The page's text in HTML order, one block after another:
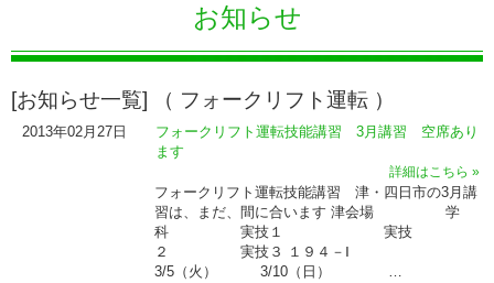
お知らせ
[お知らせ一覧] （ フォークリフト運転 ）
2013年02月27日
フォークリフト運転技能講習 3月講習 空席あり
ます
詳細はこちら »
フォークリフト運転技能講習 津・四日市の3月講
習は、まだ、間に合います 津会場 学
科 実技１ 実技
２ 実技３ １９４－Ⅰ
3/5（火） 3/10（日） …